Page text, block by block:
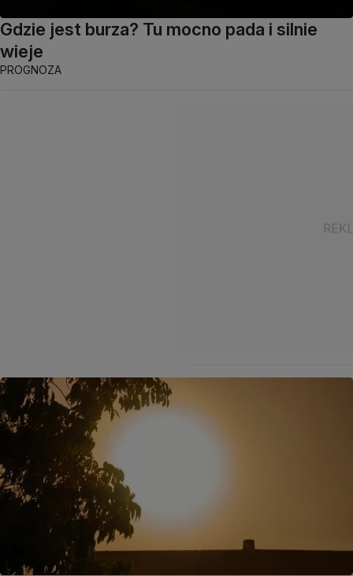
Gdzie jest burza? Tu mocno pada i silnie
wieje
PROGNOZA